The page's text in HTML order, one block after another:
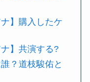
】購入したケ
】共演する?
？道枝駿佑と